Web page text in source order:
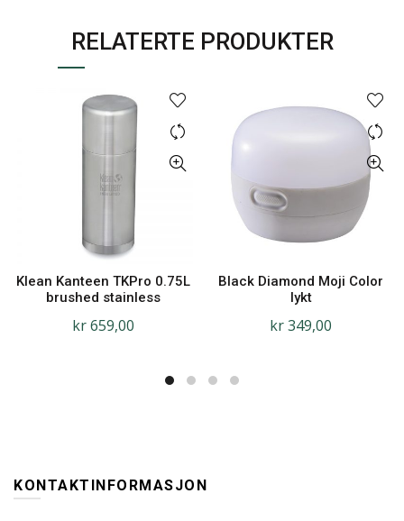
RELATERTE PRODUKTER
Klean Kanteen TKPro 0.75L
brushed stainless
kr659,00
Black Diamond Moji Color
lykt
kr349,00
KONTAKTINFORMASJON